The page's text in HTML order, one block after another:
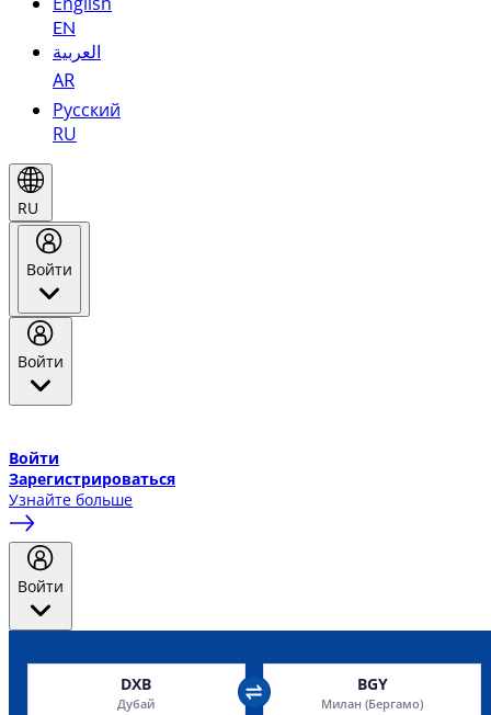
EN
العربية
AR
Русский
RU
RU
Войти
Войти
Войти
Зарегистрироваться
Узнайте больше
Войти
DXB
Дубай
BGY
Милан (Бергамо)